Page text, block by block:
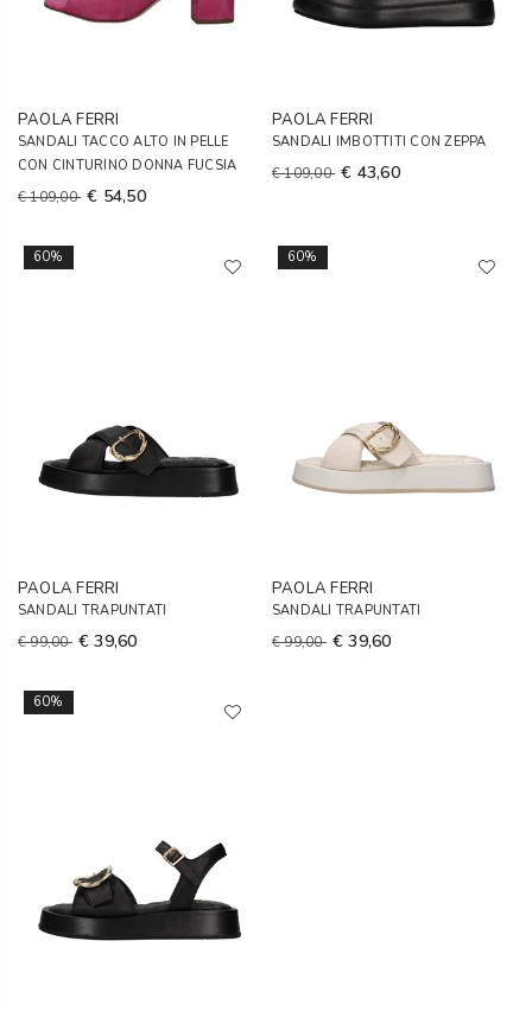
PAOLA FERRI
SANDALI TACCO ALTO IN PELLE
CON CINTURINO DONNA FUCSIA
€ 109,00 € 54,50
PAOLA FERRI
SANDALI IMBOTTITI CON ZEPPA
€ 109,00 € 43,60
60%
PAOLA FERRI
SANDALI TRAPUNTATI
€ 99,00 € 39,60
60%
PAOLA FERRI
SANDALI TRAPUNTATI
€ 99,00 € 39,60
60%